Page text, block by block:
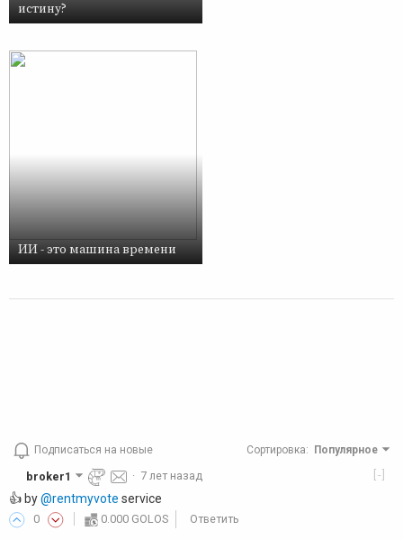
истину?
ИИ - это машина времени
Подписаться на новые Сортировка: Популярное
[-]
broker1 · 7 лет назад
👍 by@rentmyvote service
0 0.000 GOLOS Ответить